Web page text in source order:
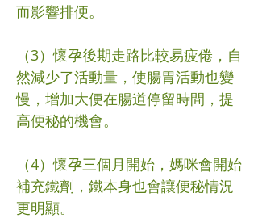
而影響排便。
（3）懷孕後期走路比較易疲倦，自
然減少了活動量，使腸胃活動也變
慢，增加大便在腸道停留時間，提
高便秘的機會。
（4）懷孕三個月開始，媽咪會開始
補充鐵劑，鐵本身也會讓便秘情況
更明顯。